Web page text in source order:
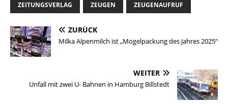
ZEITUNGSVERLAG ZEUGEN ZEUGENAUFRUF
ZURÜCK
Milka Alpenmilch ist „Mogelpackung des Jahres 2025“
WEITER
Unfall mit zwei U- Bahnen in Hamburg Billstedt